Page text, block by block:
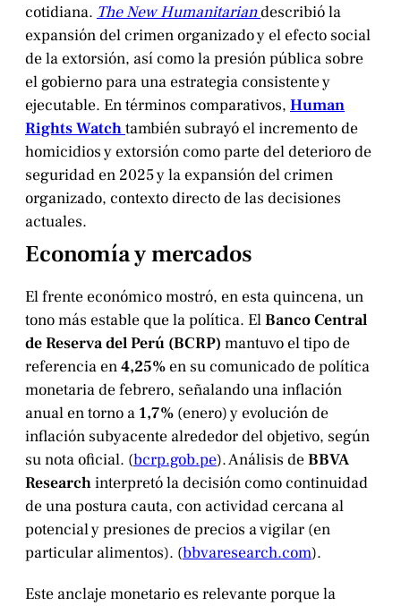
cotidiana. The New Humanitariandescribió la
expansión del crimen organizado y el efecto social
de la extorsión, así como la presión pública sobre
el gobierno para una estrategia consistente y
ejecutable. En términos comparativos, Human
Rights Watchtambién subrayó el incremento de
homicidios y extorsión como parte del deterioro de
seguridad en 2025 y la expansión del crimen
organizado, contexto directo de las decisiones
actuales.
Economía y mercados
El frente económico mostró, en esta quincena, un
tono más estable que la política. ElBanco Central
de Reserva del Perú (BCRP) mantuvo el tipo de
referencia en4,25% en su comunicado de política
monetaria de febrero, señalando una inflación
anual en torno a 1,7% (enero) y evolución de
inflación subyacente alrededor del objetivo, según
su nota oficial. (bcrp.gob.pe). Análisis deBBVA
Researchinterpretó la decisión como continuidad
de una postura cauta, con actividad cercana al
potencial y presiones de precios a vigilar (en
particular alimentos). (bbvaresearch.com).
Este anclaje monetario es relevante porque la